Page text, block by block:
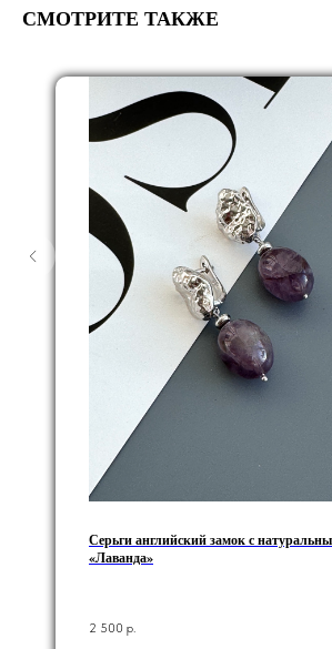
СМОТРИТЕ ТАКЖЕ
Серьги английский замок с
«Лаванда»
2 500 р.